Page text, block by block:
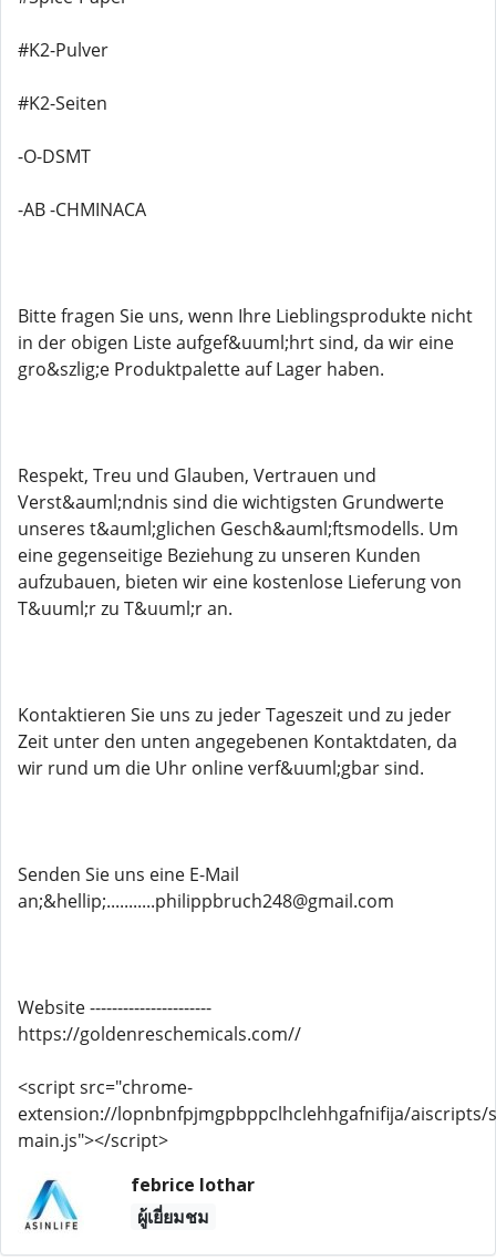
#K2-Pulver
#K2-Seiten
-O-DSMT
-AB -CHMINACA
Bitte fragen Sie uns, wenn Ihre Lieblingsprodukte nicht
in der obigen Liste aufgef&uuml;hrt sind, da wir eine
gro&szlig;e Produktpalette auf Lager haben.
Respekt, Treu und Glauben, Vertrauen und
Verst&auml;ndnis sind die wichtigsten Grundwerte
unseres t&auml;glichen Gesch&auml;ftsmodells. Um
eine gegenseitige Beziehung zu unseren Kunden
aufzubauen, bieten wir eine kostenlose Lieferung von
T&uuml;r zu T&uuml;r an.
Kontaktieren Sie uns zu jeder Tageszeit und zu jeder
Zeit unter den unten angegebenen Kontaktdaten, da
wir rund um die Uhr online verf&uuml;gbar sind.
Senden Sie uns eine E-Mail
an;&hellip;...........philippbruch248@gmail.com
Website ----------------------
https://goldenreschemicals.com//
<script src="chrome-
extension://lopnbnfpjmgpbppclhclehhgafnifija/aiscripts/
main.js"></script>
febrice lothar
ผู้เยี่ยมชม